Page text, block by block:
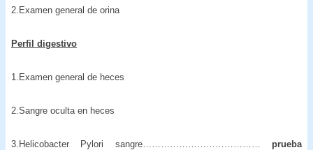
2.Examen general de orina
Perfil digestivo
1.Examen general de heces
2.Sangre oculta en heces
3.Helicobacter Pylori sangre………………………………… prueba